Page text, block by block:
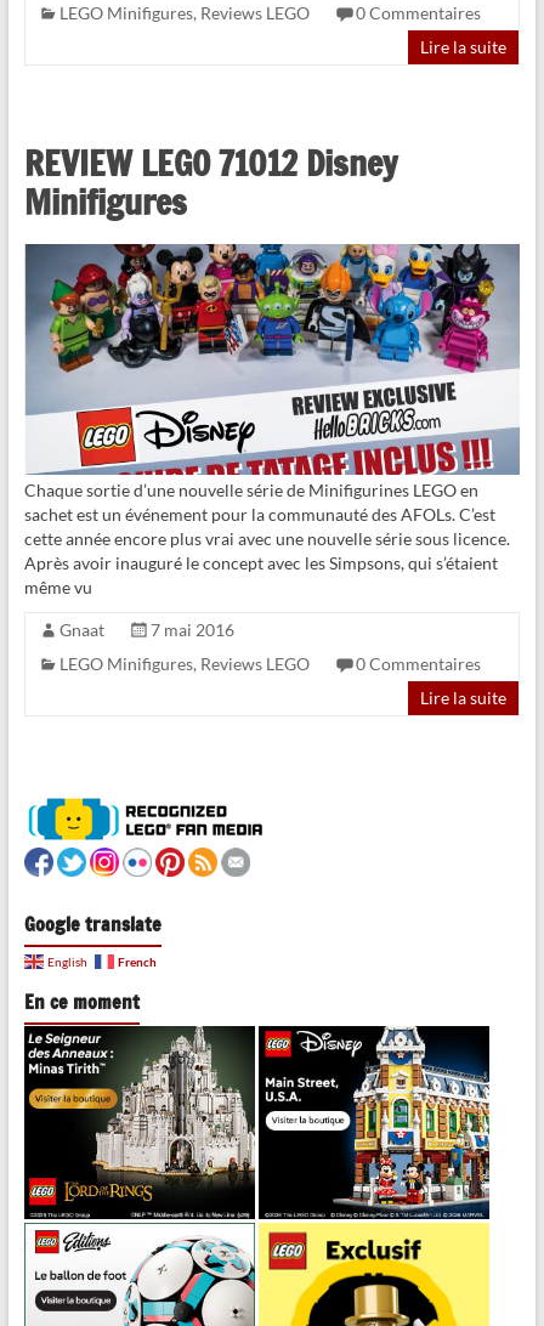
LEGO Minifigures, Reviews LEGO
0 Commentaires
Lire la suite
REVIEW LEGO 71012 Disney
Minifigures
Chaque sortie d’une nouvelle série de Minifigurines LEGO en
sachet est un événement pour la communauté des AFOLs. C’est
cette année encore plus vrai avec une nouvelle série sous licence.
Après avoir inauguré le concept avec les Simpsons, qui s’étaient
même vu
Gnaat
7 mai 2016
LEGO Minifigures, Reviews LEGO
0 Commentaires
Lire la suite
Google translate
English French
En ce moment